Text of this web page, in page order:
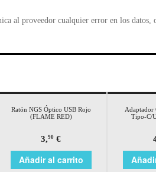
al proveedor cualquier error en los datos,
Ratón NGS Óptico USB Rojo
(FLAME RED)
3,90 €
Añadir al carrito
Adaptador
Tipo-C/